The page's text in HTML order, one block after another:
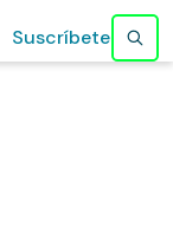
Suscríbete